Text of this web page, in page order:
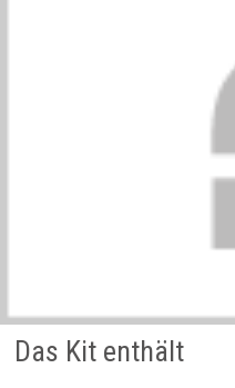
Das Kit enthält